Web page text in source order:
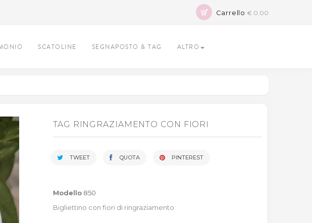
Carrello € 0.00
SCATOLINE SEGNAPOSTO & TAG ALTRO
TAG RINGRAZIAMENTO CON FIORI
TWEET QUOTA PINTEREST
Modello 850
Bigliettino con fiori di ringraziamento